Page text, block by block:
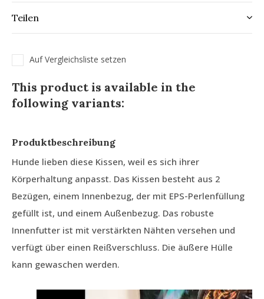
Teilen
Auf Vergleichsliste setzen
This product is available in the
following variants:
Produktbeschreibung
Hunde lieben diese Kissen, weil es sich ihrer
Körperhaltung anpasst. Das Kissen besteht aus 2
Bezügen, einem Innenbezug, der mit EPS-Perlenfüllung
gefüllt ist, und einem Außenbezug. Das robuste
Innenfutter ist mit verstärkten Nähten versehen und
verfügt über einen Reißverschluss. Die äußere Hülle
kann gewaschen werden.